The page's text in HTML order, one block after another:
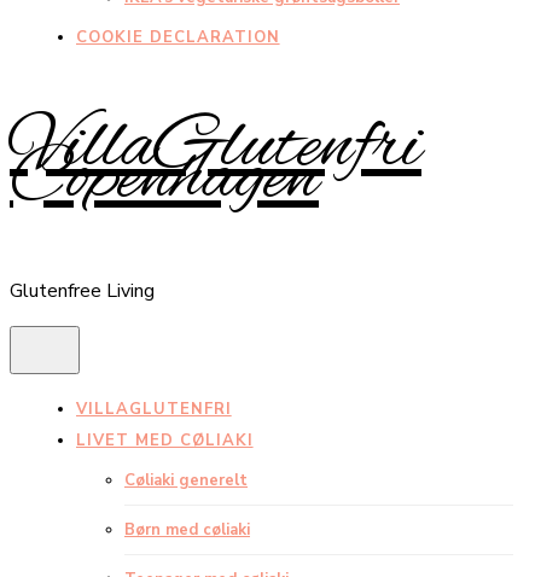
COOKIE DECLARATION
VillaGlutenfri
Copenhagen
Glutenfree Living
VILLAGLUTENFRI
LIVET MED CØLIAKI
Cøliaki generelt
Børn med cøliaki